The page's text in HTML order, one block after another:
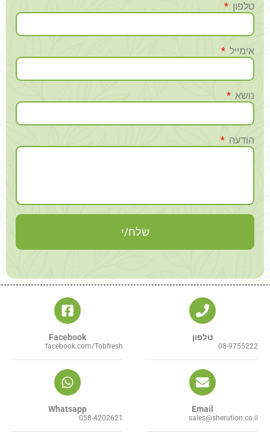
טלפון
אימייל
נושא
הודעה
שלח/י
טלפון
08-9755222
Email
sales@sherution.co.il
Facebook
facebook.com/Tobfresh
Whatsapp
058-4202621